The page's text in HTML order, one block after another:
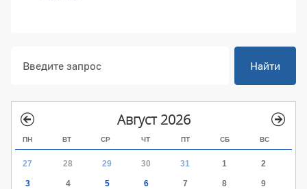
Найти
Август 2026
ПН ВТ СР ЧТ ПТ СБ ВС
27 28 29 30 31 1 2
3 4 5 6 7 8 9